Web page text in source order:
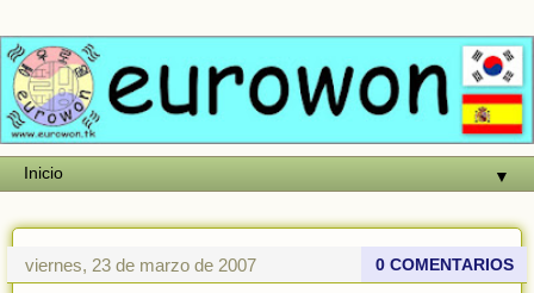
▼
viernes, 23 de marzo de 2007 0 COMENTARIOS